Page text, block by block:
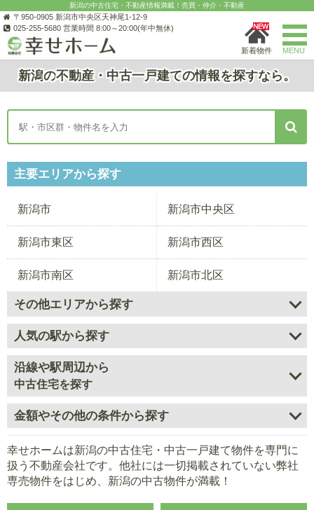
新潟の中古住宅・不動産情報満載！売買・仲介・不動産
〒950-0905 新潟市中央区天神尾1-12-9
025-255-5680 営業時間 8:00～20:00(年中無休)
新着物件 MENU
新潟の不動産・中古一戸建ての情報を探すなら。
主要エリアから探す
新潟市 新潟市中央区
新潟市東区 新潟市西区
新潟市南区 新潟市北区
その他エリアから探す
人気の駅から探す
沿線や駅周辺から
中古住宅を探す
金額やその他の条件から探す
幸せホームは新潟の中古住宅・中古一戸建て物件を専門に
扱う不動産会社です。 他社には一切掲載されていない弊社
専売物件をはじめ、 新潟の中古物件が満載！